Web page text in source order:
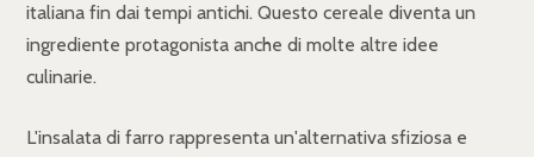
italiana fin dai tempi antichi. Questo cereale diventa un
ingrediente protagonista anche di molte altre idee
culinarie.
L'insalata di farro rappresenta un'alternativa sfiziosa e